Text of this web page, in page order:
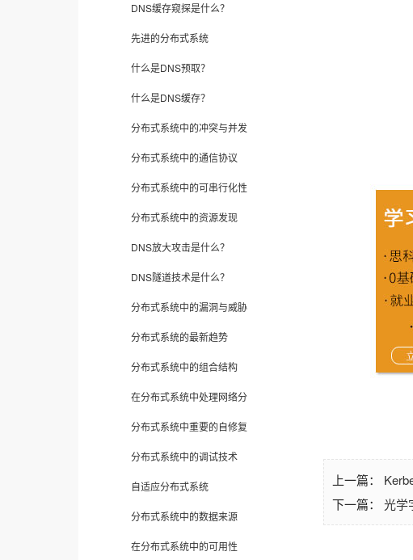
DNS缓存窥探是什么？
先进的分布式系统
什么是DNS预取？
什么是DNS缓存？
分布式系统中的冲突与并发
分布式系统中的通信协议
分布式系统中的可串行化性
分布式系统中的资源发现
DNS放大攻击是什么？
DNS隧道技术是什么？
分布式系统中的漏洞与威胁
分布式系统的最新趋势
分布式系统中的组合结构
在分布式系统中处理网络分
分布式系统中重要的自修复
分布式系统中的调试技术
自适应分布式系统
分布式系统中的数据来源
在分布式系统中的可用性
上一篇：
下一篇： 光学